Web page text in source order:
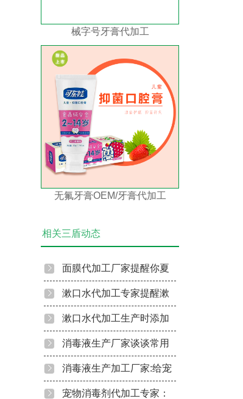
械字号牙膏代加工
无氟牙膏OEM/牙膏代加工
洁牙慕斯贴牌定制
相关三盾动态
面膜代加工厂家提醒你夏
季敷面膜禁忌
漱口水代加工专家提醒漱
口水使用避开这些误区
漱口水代加工生产时添加
这些成分应该谨慎！
消毒液生产厂家谈谈常用
消毒液的消毒原理
消毒液生产加工厂家:给宠
物消毒的注意事项
宠物消毒剂代加工专家：